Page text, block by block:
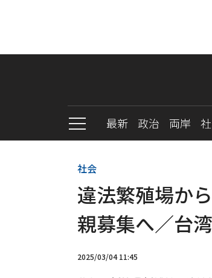
最新 政治 両岸
社会
違法繁殖場か
親募集へ／台
2025/03/04 11:45